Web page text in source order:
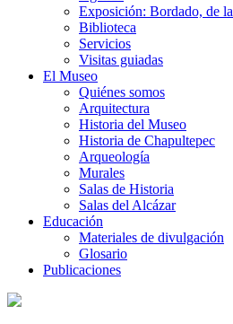
Exposición: Bordado, de
Biblioteca
Servicios
Visitas guiadas
El Museo
Quiénes somos
Arquitectura
Historia del Museo
Historia de Chapultepec
Arqueología
Murales
Salas de Historia
Salas del Alcázar
Educación
Materiales de divulgación
Glosario
Publicaciones